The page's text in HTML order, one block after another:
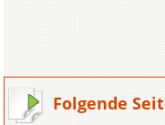
Folgende